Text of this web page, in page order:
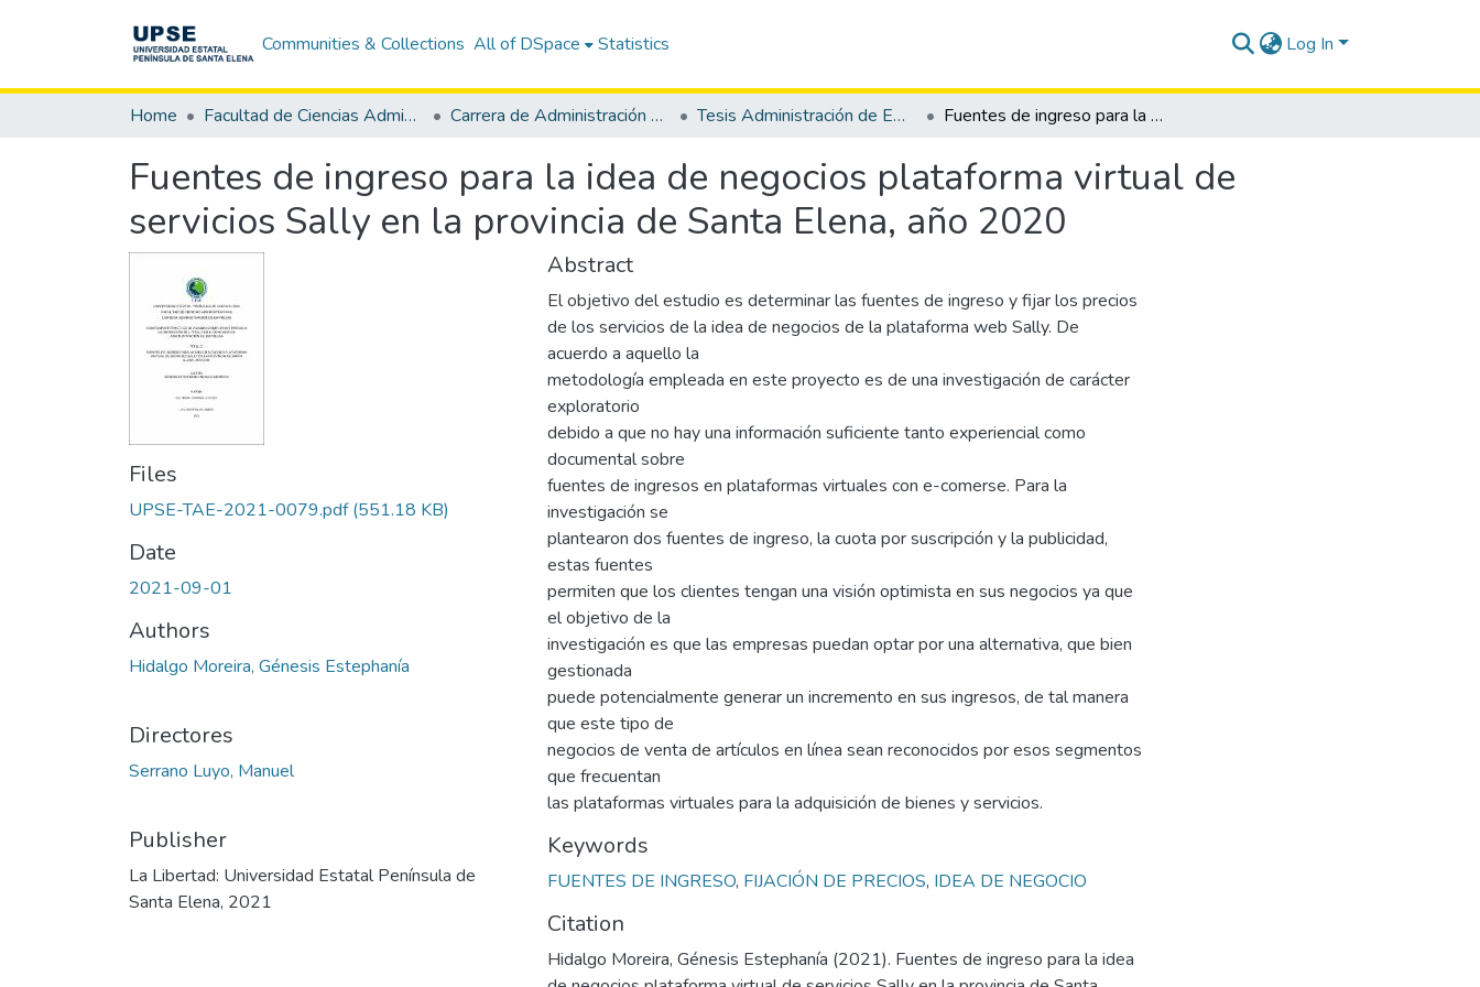
Communities & Collections All of DSpace Statistics Log In
Home Facultad de Ciencias Administrativas Carrera de Administración de Empresas Tesis Administración de Empresas Fuentes de ingreso para la idea de negocios plataforma virtual de servicios Sally en la provincia de Santa Elena, año 2020
Fuentes de ingreso para la idea de negocios plataforma virtual de
servicios Sally en la provincia de Santa Elena, año 2020
Files
UPSE-TAE-2021-0079.pdf(551.18 KB)
Date
2021-09-01
Authors
Hidalgo Moreira, Génesis Estephanía
Directores
Serrano Luyo, Manuel
Publisher
La Libertad: Universidad Estatal Península de
Santa Elena, 2021
Abstract
El objetivo del estudio es determinar las fuentes de ingreso y fijar los precios
de los servicios de la idea de negocios de la plataforma web Sally. De
acuerdo a aquello la
metodología empleada en este proyecto es de una investigación de carácter
exploratorio
debido a que no hay una información suficiente tanto experiencial como
documental sobre
fuentes de ingresos en plataformas virtuales con e-comerse. Para la
investigación se
plantearon dos fuentes de ingreso, la cuota por suscripción y la publicidad,
estas fuentes
permiten que los clientes tengan una visión optimista en sus negocios ya que
el objetivo de la
investigación es que las empresas puedan optar por una alternativa, que bien
gestionada
puede potencialmente generar un incremento en sus ingresos, de tal manera
que este tipo de
negocios de venta de artículos en línea sean reconocidos por esos segmentos
que frecuentan
las plataformas virtuales para la adquisición de bienes y servicios.
Keywords
FUENTES DE INGRESO, FIJACIÓN DE PRECIOS, IDEA DE NEGOCIO
Citation
Hidalgo Moreira, Génesis Estephanía (2021). Fuentes de ingreso para la idea